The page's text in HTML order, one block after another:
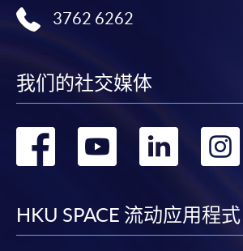
请一经批准，学员须缴付港币120元
若学员有意申请付款证明书，请把
每张收据申请费用为港币30 元。支
港大学专业进修学院」。
3762 6262
我们的社交媒体
转
facebook
转
转
HKU SPACE 流动应用程式